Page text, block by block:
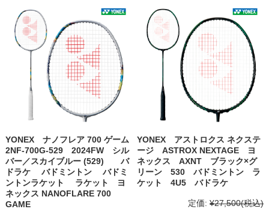
YONEX ナノフレア 700 ゲーム
2NF-700G-529 2024FW シル
バー／スカイブルー (529) バ
ドラケ バドミントン バドミ
ントンラケット ラケット ヨ
ネックス NANOFLARE 700
GAME
YONEX アストロクス ネクステ
ージ ASTROX NEXTAGE ヨ
ネックス AXNT ブラック×グ
リーン 530 バドミントン ラ
ケット 4U5 バドラケ
定価: ¥27,500(税込)